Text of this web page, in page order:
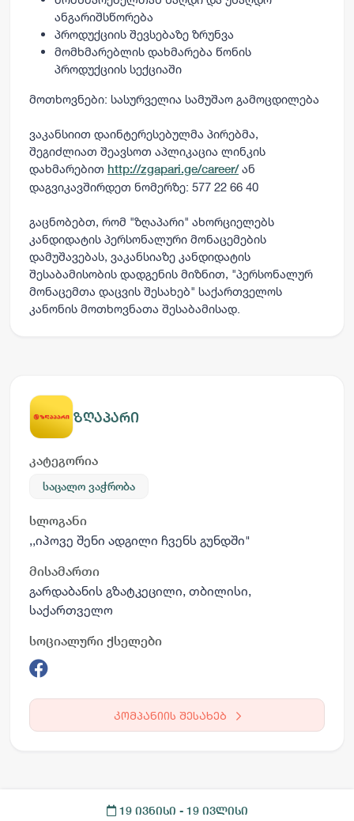
ანგარიშსწორება
პროდუქციის შევსებაზე ზრუნვა
მომხმარებლის დახმარება წონის
პროდუქციის სექციაში
მოთხოვნები: სასურველია სამუშაო გამოცდილება
ვაკანსიით დაინტერესებულმა პირებმა,
შეგიძლიათ შეავსოთ აპლიკაცია ლინკის
დახმარებით http://zgapari.ge/career/ან
დაგვიკავშირდეთ ნომერზე: 577 22 66 40
გაცნობებთ, რომ "ზღაპარი" ახორციელებს
კანდიდატის პერსონალური მონაცემების
დამუშავებას, ვაკანსიაზე კანდიდატის
შესაბამისობის დადგენის მიზნით, "პერსონალურ
მონაცემთა დაცვის შესახებ" საქართველოს
კანონის მოთხოვნათა შესაბამისად.
ზღაპარი
კატეგორია
საცალო ვაჭრობა
სლოგანი
,,იპოვე შენი ადგილი ჩვენს გუნდში"
მისამართი
გარდაბანის გზატკეცილი, თბილისი,
საქართველო
სოციალური ქსელები
კომპანიის შესახებ
19 ივნისი - 19 ივლისი